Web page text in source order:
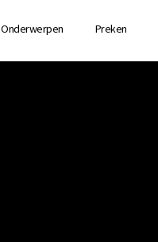
Onderwerpen Preken